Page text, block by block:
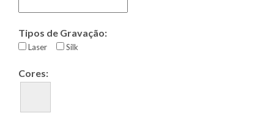
Tipos de Gravação:
Laser Silk
Cores: